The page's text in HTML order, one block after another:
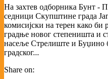
На захтев одборника Бунт -
седници Скупштине града
комисијски на терен како би
градње новог степеништа и
насеље Стрелиште и Буџино
градског...
Share on: